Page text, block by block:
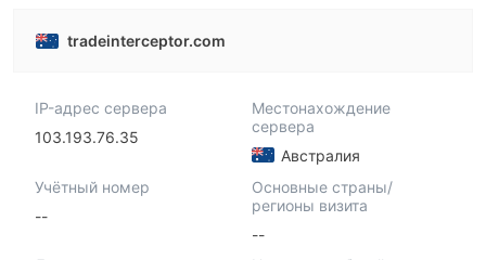
tradeinterceptor.com
IP-адрес сервера
103.193.76.35
Местонахождение
сервера
Австралия
Учётный номер
--
Основные страны/
регионы визита
--